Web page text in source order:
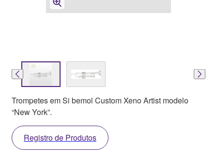
Trompetes em Si bemol Custom Xeno Artist modelo
“New York”.
Registro de Produtos